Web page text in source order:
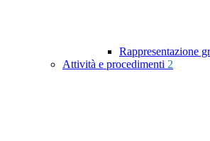
Rappresentazione
Attività e procedimenti 2